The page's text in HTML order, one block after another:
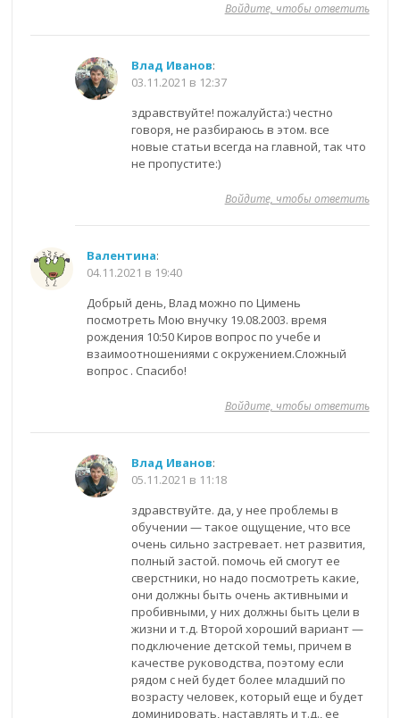
Войдите, чтобы ответить
Влад Иванов:
03.11.2021 в 12:37
здравствуйте! пожалуйста:) честно
говоря, не разбираюсь в этом. все
новые статьи всегда на главной, так что
не пропустите:)
Войдите, чтобы ответить
Валентина:
04.11.2021 в 19:40
Добрый день, Влад можно по Цимень
посмотреть Мою внучку 19.08.2003. время
рождения 10:50 Киров вопрос по учебе и
взаимоотношениями с окружением.Сложный
вопрос . Спасибо!
Войдите, чтобы ответить
Влад Иванов:
05.11.2021 в 11:18
здравствуйте. да, у нее проблемы в
обучении — такое ощущение, что все
очень сильно застревает. нет развития,
полный застой. помочь ей смогут ее
сверстники, но надо посмотреть какие,
они должны быть очень активными и
пробивными, у них должны быть цели в
жизни и т.д. Второй хороший вариант —
подключение детской темы, причем в
качестве руководства, поэтому если
рядом с ней будет более младший по
возрасту человек, который еще и будет
доминировать, наставлять и т.д., ее